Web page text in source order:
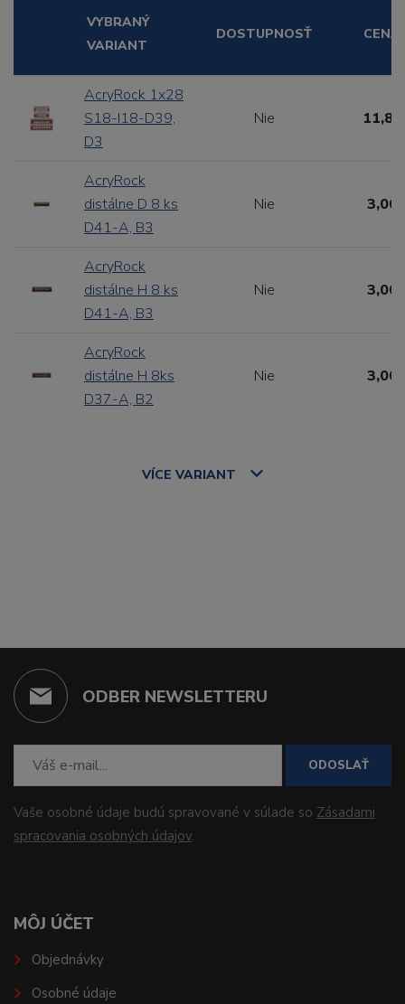
VYBRANÝ
VARIANT
DOSTUPNOSŤ CENA
AcryRock 1x28
S18-I18-D39,
D3
Nie
AcryRock
distálne D 8 ks
D41-A, B3
Nie 3,00
AcryRock
distálne H 8 ks
D41-A, B3
Nie 3,00
AcryRock
distálne H 8ks
D37-A, B2
Nie 3,00
VÍCE VARIANT
ODBER NEWSLETTERU
ODOSLAŤ
Vaše osobné údaje budú spravované v súlade so Zásadami
spracovania osobných údajov.
MÔJ ÚČET
Objednávky
Osobné údaje